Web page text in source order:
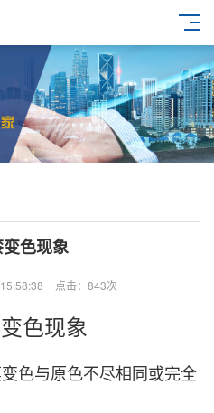
色现象
点击：843次
色现象
色与原色不尽相同或完全